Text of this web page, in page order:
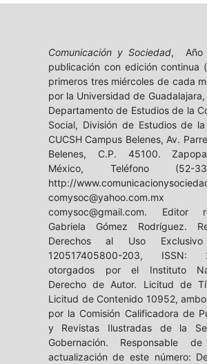
Comunicación y Sociedad, Año
publicación con edición continua
primeros tres miércoles de cada
por la Universidad de
Departamento de Estudios de la
Social, División de Estudios de
CUCSH Campus Belenes, Av.
Belenes, C.P. 45100.
México, Teléfono (52-
http://
comysoc@gmail.com. Editor
Gabriela Gómez Rodríguez.
Derechos al Uso
120517405800-203, ISSN:
otorgados por el Instituto
Derecho de Autor. Licitud de
Licitud de Contenido 10952,
por la Comisión Calificadora de
y Revistas Ilustradas de la
Gobernación. Responsable
actualización de este número: